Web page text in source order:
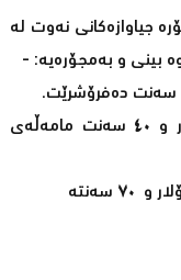
ئەیلوولی ٢٠٢٦ نرخى جۆرە جیاوازەکانى نەوت لە
بینی و بەمجۆرەیە: -
بەرمیلێک نەوتى خاوى برێنت بە ١٠٦ دۆلار و ٤٠ سەنت مامەڵەى